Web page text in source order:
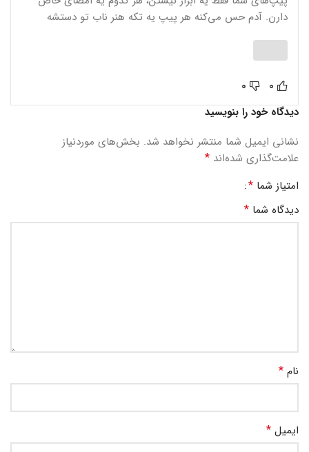
دارن. آدم حس می‌کنه هر پیپ یه تکه هنر ناب تو دستشه
0
0
دیدگاه خود را بنویسید
نشانی ایمیل شما منتشر نخواهد شد. بخش‌های موردنیاز
علامت‌گذاری شده‌اند *
امتیاز شما *
دیدگاه شما *
نام *
ایمیل *